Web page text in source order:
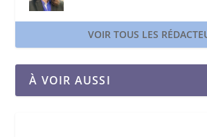
VOIR TOUS LES
À VOIR AUSSI